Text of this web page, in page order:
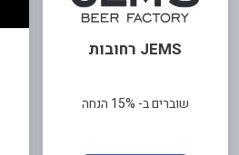
JEMS רחובות
שוברים ב- 15% הנחה